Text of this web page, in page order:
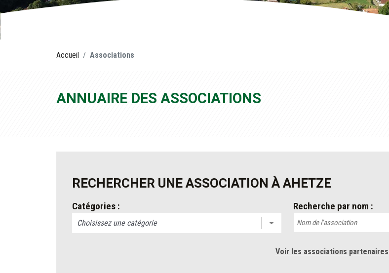
Accueil Associations
ANNUAIRE DES ASSOCIATIONS
RECHERCHER UNE ASSOCIATION À AHETZE
Catégories : Recherche par nom :
Voir les associations partenaires